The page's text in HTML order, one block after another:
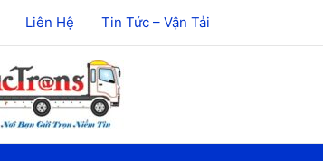
Liên Hệ Tin Tức – Vận Tải